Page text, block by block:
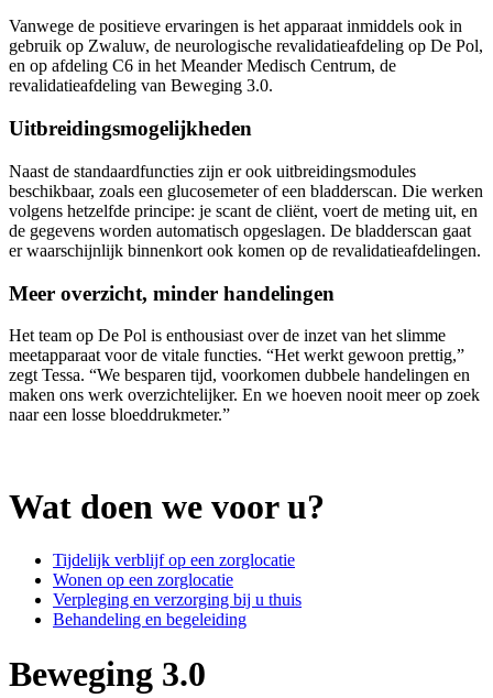
Vanwege de positieve ervaringen is het apparaat inmiddels ook in
gebruik op Zwaluw, de neurologische revalidatieafdeling op De Pol,
en op afdeling C6 in het Meander Medisch Centrum, de
revalidatieafdeling van Beweging 3.0.
Uitbreidingsmogelijkheden
Naast de standaardfuncties zijn er ook uitbreidingsmodules
beschikbaar, zoals een glucosemeter of een bladderscan. Die werken
volgens hetzelfde principe: je scant de cliënt, voert de meting uit, en
de gegevens worden automatisch opgeslagen. De bladderscan gaat
er waarschijnlijk binnenkort ook komen op de revalidatieafdelingen.
Meer overzicht, minder handelingen
Het team op De Pol is enthousiast over de inzet van het slimme
meetapparaat voor de vitale functies. “Het werkt gewoon prettig,”
zegt Tessa. “We besparen tijd, voorkomen dubbele handelingen en
maken ons werk overzichtelijker. En we hoeven nooit meer op zoek
naar een losse bloeddrukmeter.”
Wat doen we voor u?
Tijdelijk verblijf op een zorglocatie
Wonen op een zorglocatie
Verpleging en verzorging bij u thuis
Behandeling en begeleiding
Beweging 3.0